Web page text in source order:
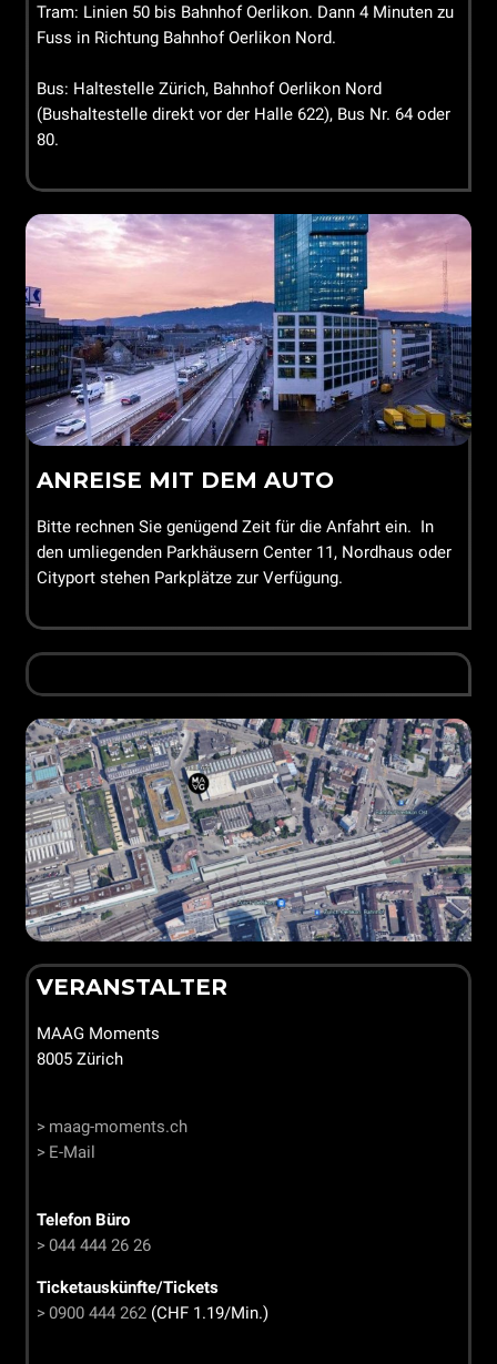
Tram: Linien 50 bis Bahnhof Oerlikon. Dann 4 Minuten zu
Fuss in Richtung Bahnhof Oerlikon Nord.
Bus: Haltestelle Zürich, Bahnhof Oerlikon Nord
(Bushaltestelle direkt vor der Halle 622), Bus Nr. 64 oder
80.
ANREISE MIT DEM AUTO
Bitte rechnen Sie genügend Zeit für die Anfahrt ein. In
den umliegenden Parkhäusern Center 11, Nordhaus oder
Cityport stehen Parkplätze zur Verfügung.
VERANSTALTER
MAAG Moments
8005 Zürich
maag-moments.ch
E-Mail
Telefon Büro
044 444 26 26
Ticketauskünfte/Tickets
0900 444 262 (CHF 1.19/Min.)